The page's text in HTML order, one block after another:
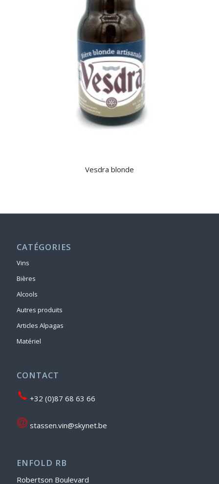
Vesdra blonde
CATÉGORIES
Vins
Bières
Alcools
Autres produits
Articles Alpagas
Matériel
CONTACT
+32 (0)87 68 63 66
stassen.vin@skynet.be
ENFOLD RB
Robertson Boulevard